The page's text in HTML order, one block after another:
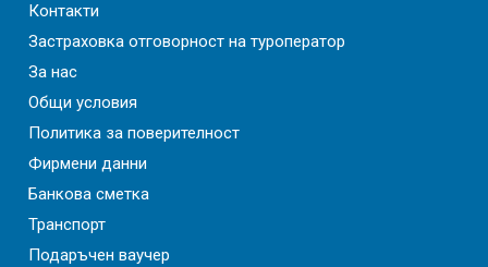
Контакти
Застраховка отговорност на туроператор
За нас
Общи условия
Политика за поверителност
Фирмени данни
Банкова сметка
Транспорт
Подаръчен ваучер